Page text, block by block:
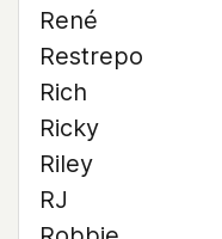
René
Restrepo
Rich
Ricky
Riley
RJ